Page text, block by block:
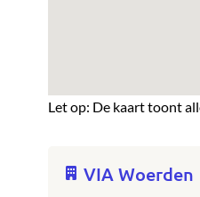
Let op: De kaart toont
VIA Woerden